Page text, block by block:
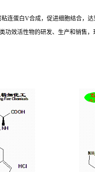
连蛋白V合成，促进细胞结合，
功效活性物的研发、生产和销售